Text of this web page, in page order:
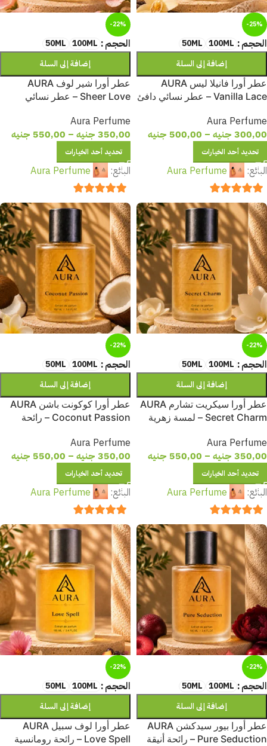
-25%
الحجم 100ML
50ML
إضافة إلى السلة
عطر أورا فانيلا ليس AURA
Vanilla Lace – عطر نسائي دافئ
الناعم
Aura Perfume
300,00 جنيه –
500,00 جنيه
تحديد أحد الخيارات
البائع: Aura Perfume
5
out of 5
-22%
الحجم 100ML
50ML
إضافة إلى السلة
عطر أورا شير لوف AURA
Sheer Love – عطر نسائي
وثبات يدوم طويلًا
Aura Perfume
350,00 جنيه –
550,00 جنيه
تحديد أحد الخيارات
البائع: Aura Perfume
5
out of 5
-22%
الحجم 100ML
50ML
إضافة إلى السلة
عطر أورا سيكريت تشارم AURA
Secret Charm – لمسة زهرية
Aura Perfume
350,00 جنيه –
550,00 جنيه
تحديد أحد الخيارات
البائع: Aura Perfume
5
out of 5
-22%
الحجم 100ML
50ML
إضافة إلى السلة
عطر أورا كوكونت باشن AURA
Coconut Passion – رائحة
والنعومة لإحساس ساحر يدوم
طوال اليوم
Aura Perfume
350,00 جنيه –
550,00 جنيه
تحديد أحد الخيارات
البائع: Aura Perfume
5
out of 5
-22%
الحجم 100ML
50ML
إضافة إلى السلة
عطر أورا بيور سيدكشن AURA
Pure Seduction – رائحة أنيقة
-22%
الحجم 100ML
50ML
إضافة إلى السلة
عطر أورا لوف سبيل AURA
Love Spell – رائحة رومانسية